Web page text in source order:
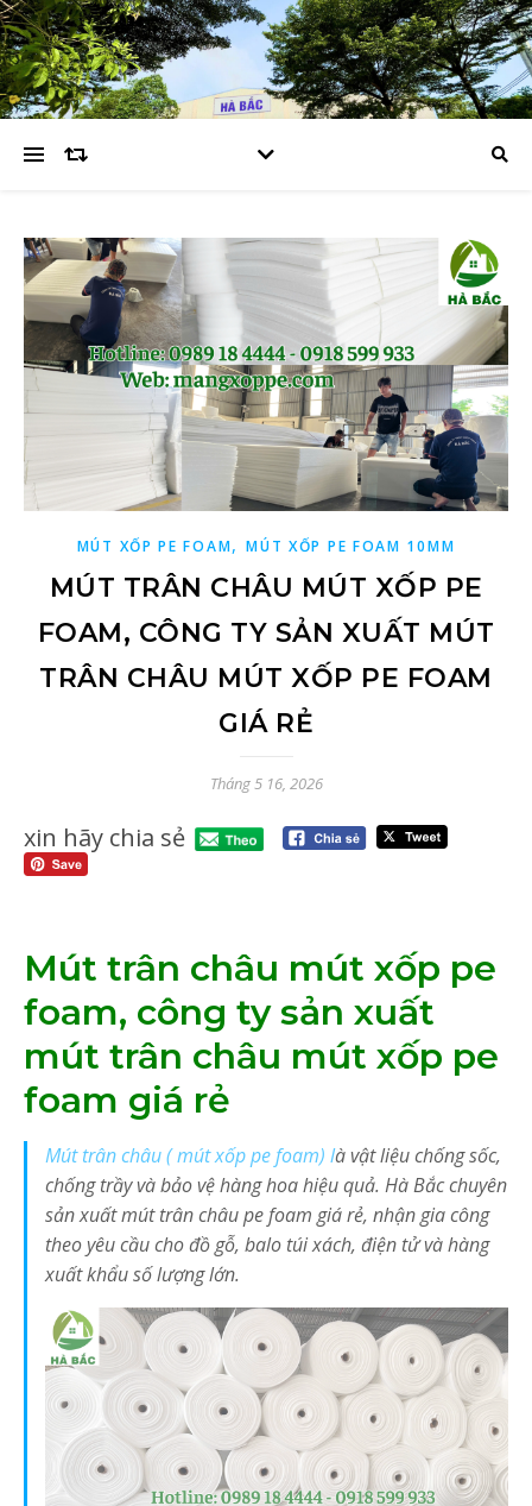
MÚT XỐP PE FOAM,MÚT XỐP PE FOAM 10MM
MÚT TRÂN CHÂU MÚT XỐP PE
FOAM, CÔNG TY SẢN XUẤT MÚT
TRÂN CHÂU MÚT XỐP PE FOAM
GIÁ RẺ
Tháng 5 16, 2026
xin hãy chia sẻ
Mút trân châu mút xốp pe
foam, công ty sản xuất
mút trân châu mút xốp pe
foam giá rẻ
Mút trân châu ( mút xốp pe foam) là vật liệu chống sốc,
chống trầy và bảo vệ hàng hoa hiệu quả. Hà Bắc chuyên
sản xuất mút trân châu pe foam giá rẻ, nhận gia công
theo yêu cầu cho đồ gỗ, balo túi xách, điện tử và hàng
xuất khẩu số lượng lớn.